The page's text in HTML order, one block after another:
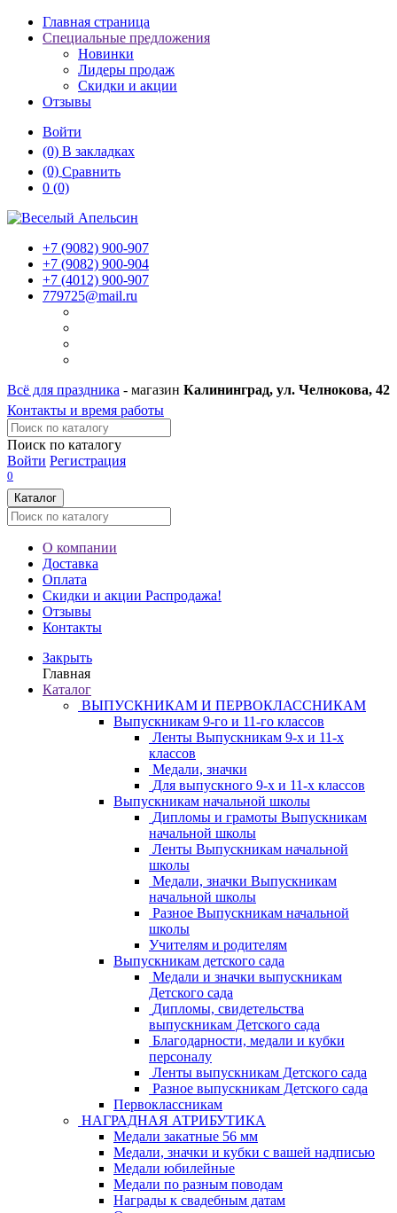
Главная страница
Специальные предложения
Новинки
Лидеры продаж
Скидки и акции
Отзывы
Войти
(0) В закладках
(0) Сравнить
0 (0)
+7 (9082) 900-907
+7 (9082) 900-904
+7 (4012) 900-907
779725@mail.ru
Всё для праздника - магазин Калининград, ул. Челнокова, 42
Контакты и время работы
Поиск по каталогу
Войти Регистрация
0
Каталог
О компании
Доставка
Оплата
Скидки и акции Распродажа!
Отзывы
Контакты
Закрыть
Главная
Каталог
ВЫПУСКНИКАМ И ПЕРВОКЛАССНИКАМ
Выпускникам 9-го и 11-го классов
Ленты Выпускникам 9-х и 11-х
классов
Медали, значки
Для выпускного 9-х и 11-х классов
Выпускникам начальной школы
Дипломы и грамоты Выпускникам
начальной школы
Ленты Выпускникам начальной
школы
Медали, значки Выпускникам
начальной школы
Разное Выпускникам начальной
школы
Учителям и родителям
Выпускникам детского сада
Медали и значки выпускникам
Детского сада
Дипломы, свидетельства
выпускникам Детского сада
Благодарности, медали и кубки
персоналу
Ленты выпускникам Детского сада
Разное выпускникам Детского сада
Первоклассникам
НАГРАДНАЯ АТРИБУТИКА
Медали закатные 56 мм
Медали, значки и кубки с вашей надписью
Медали юбилейные
Медали по разным поводам
Награды к свадебным датам